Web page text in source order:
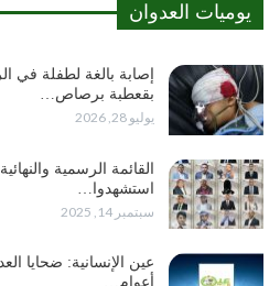
يوميات العدوان
إصابة بالغة لطفلة في
بقعطبة برصاص…
يوليو 28, 2026
القائمة الرسمية
استشهدوا…
سبتمبر 14, 2025
أعوام…